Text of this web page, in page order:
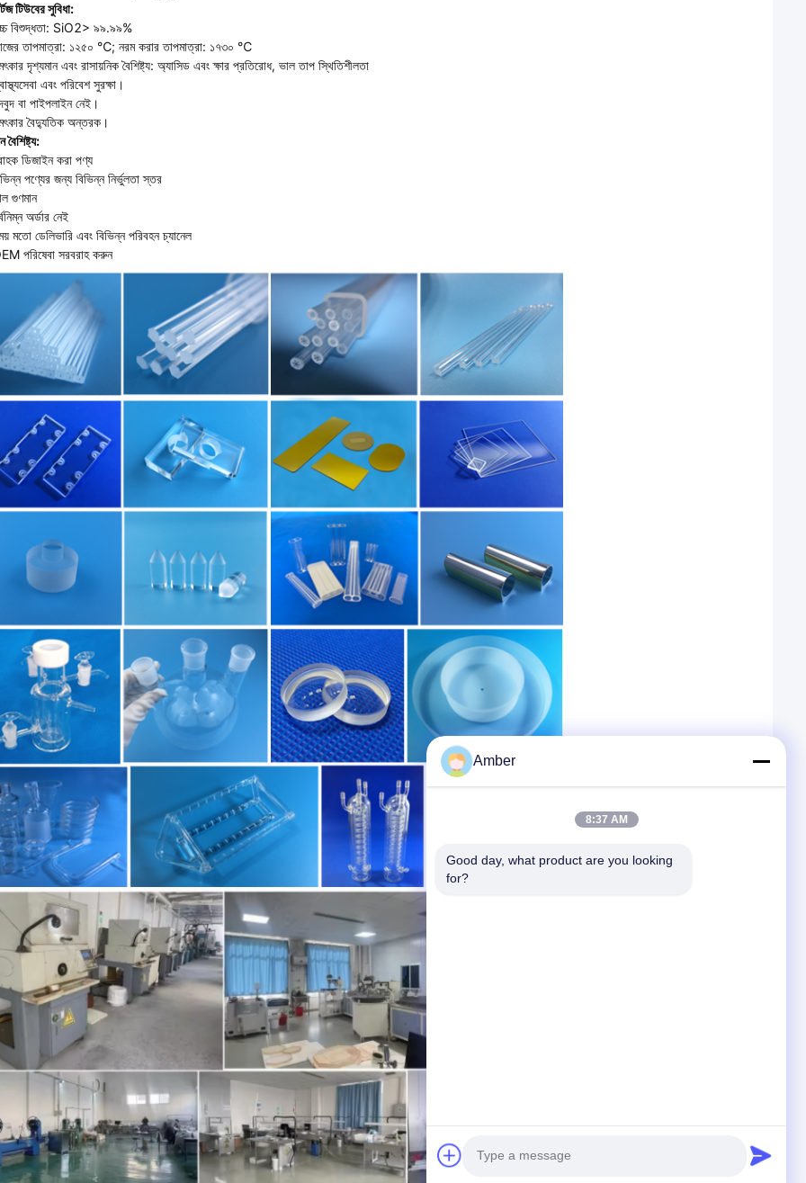
টিউবের সুবিধা:
বিশুদ্ধতা: SiO2> ৯৯.৯৯%
তাপমাত্রা: ১২৫০ ℃; নরম করার তাপমাত্রা: ১৭৩০ ℃
দৃশ্যমান এবং রাসায়নিক বৈশিষ্ট্য: অ্যাসিড এবং ক্ষার প্রতিরোধ, ভাল তাপ স্থিতিশীলতা
এবং পরিবেশ সুরক্ষা।
বা পাইপলাইন নেই।
বৈদ্যুতিক অন্তরক।
বৈশিষ্ট্য:
ডিজাইন করা পণ্য
পণ্যের জন্য বিভিন্ন নির্ভুলতা স্তর
গুণমান
অর্ডার নেই
মতো ডেলিভারি এবং বিভিন্ন পরিবহন চ্যানেল
পরিষেবা সরবরাহ করুন
Amber
8:37 AM
Good day, what product are you looking
for?